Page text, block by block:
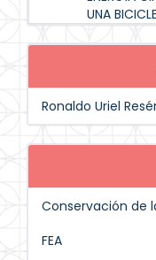
UNA
Ronaldo Uriel
Conservación de
FEA